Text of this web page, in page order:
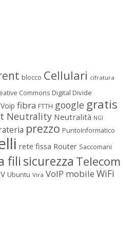
blocco Cellulari cifratura
Commons Digital Divide
fibra FTTH google gratis
Neutrality Neutralità NGI
prezzo PuntoInformatico
rete fissa Router Saccomani
fili sicurezza Telecom
Ubuntu Vira VoIP mobile WiFi